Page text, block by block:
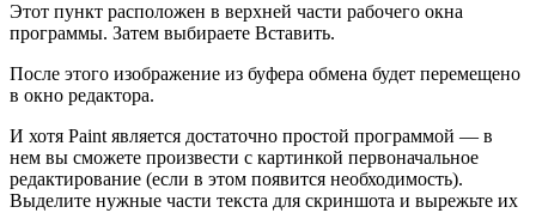
Этот пункт расположен в верхней части рабочего окна
программы. Затем выбираете Вставить.
После этого изображение из буфера обмена будет перемещено
в окно редактора.
И хотя Paint является достаточно простой программой — в
нем вы сможете произвести с картинкой первоначальное
редактирование (если в этом появится необходимость).
Выделите нужные части текста для скриншота и вырежьте их